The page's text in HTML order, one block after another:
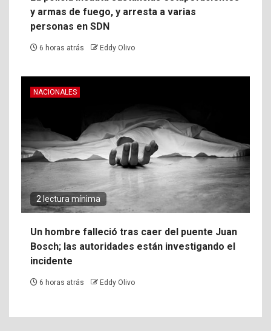
y armas de fuego, y arresta a varias
personas en SDN
6 horas atrás Eddy Olivo
NACIONALES
2 lectura mínima
Un hombre falleció tras caer del puente Juan
Bosch; las autoridades están investigando el
incidente
6 horas atrás Eddy Olivo